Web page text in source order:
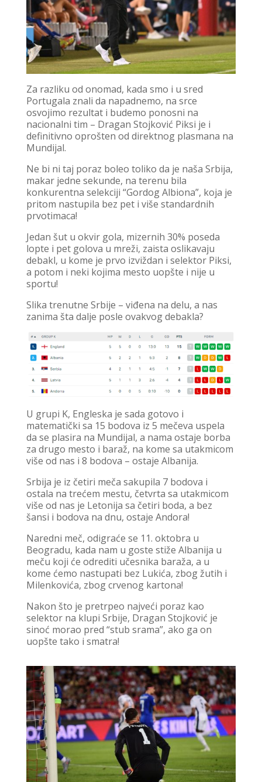
Za razliku od onomad, kada smo i u sred
Portugala znali da napadnemo, na srce
osvojimo rezultat i budemo ponosni na
nacionalni tim – Dragan Stojković Piksi je i
definitivno oprošten od direktnog plasmana na
Mundijal.
Ne bi ni taj poraz boleo toliko da je naša Srbija,
makar jedne sekunde, na terenu bila
konkurentna selekciji “Gordog Albiona”, koja je
pritom nastupila bez pet i više standardnih
prvotimaca!
Jedan šut u okvir gola, mizernih 30% poseda
lopte i pet golova u mreži, zaista oslikavaju
debakl, u kome je prvo izviždan i selektor Piksi,
a potom i neki kojima mesto uopšte i nije u
sportu!
Slika trenutne Srbije – viđena na delu, a nas
zanima šta dalje posle ovakvog debakla?
U grupi K, Engleska je sada gotovo i
matematički sa 15 bodova iz 5 mečeva uspela
da se plasira na Mundijal, a nama ostaje borba
za drugo mesto i baraž, na kome sa utakmicom
više od nas i 8 bodova – ostaje Albanija.
Srbija je iz četiri meča sakupila 7 bodova i
ostala na trećem mestu, četvrta sa utakmicom
više od nas je Letonija sa četiri boda, a bez
šansi i bodova na dnu, ostaje Andora!
Naredni meč, odigraće se 11. oktobra u
Beogradu, kada nam u goste stiže Albanija u
meču koji će odrediti učesnika baraža, a u
kome ćemo nastupati bez Lukića, zbog žutih i
Milenkovića, zbog crvenog kartona!
Nakon što je pretrpeo najveći poraz kao
selektor na klupi Srbije, Dragan Stojković je
sinoć morao pred “stub srama”, ako ga on
uopšte tako i smatra!